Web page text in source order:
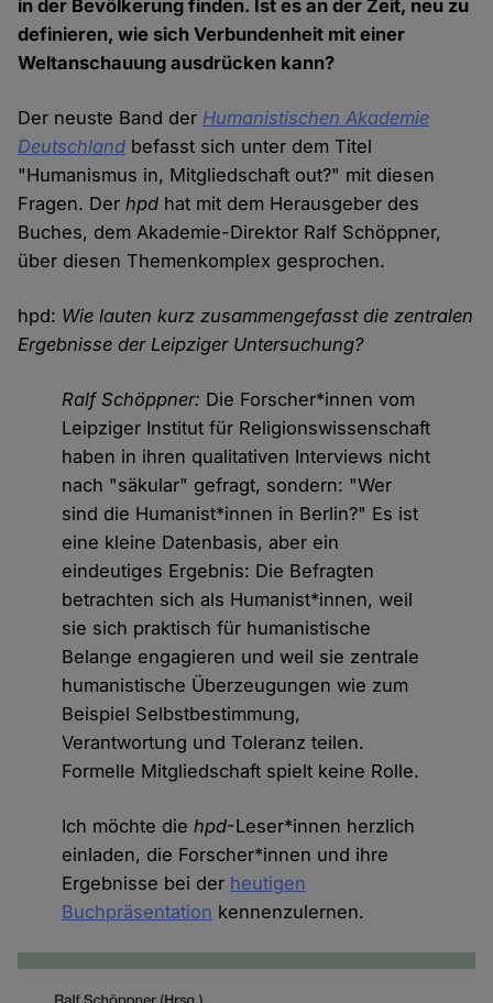
in der Bevölkerung finden. Ist es an der Zeit, neu zu
definieren, wie sich Verbundenheit mit einer
Weltanschauung ausdrücken kann?
Der neuste Band der Humanistischen Akademie
Deutschland befasst sich unter dem Titel
"Humanismus in, Mitgliedschaft out?" mit diesen
Fragen. Derhpd hat mit dem Herausgeber des
Buches, dem Akademie-Direktor Ralf Schöppner,
über diesen Themenkomplex gesprochen.
hpd: Wie lauten kurz zusammengefasst die zentralen
Ergebnisse der Leipziger Untersuchung?
Ralf Schöppner: Die Forscher*innen vom
Leipziger Institut für Religionswissenschaft
haben in ihren qualitativen Interviews nicht
nach "säkular" gefragt, sondern: "Wer
sind die Humanist*innen in Berlin?" Es ist
eine kleine Datenbasis, aber ein
eindeutiges Ergebnis: Die Befragten
betrachten sich als Humanist*innen, weil
sie sich praktisch für humanistische
Belange engagieren und weil sie zentrale
humanistische Überzeugungen wie zum
Beispiel Selbstbestimmung,
Verantwortung und Toleranz teilen.
Formelle Mitgliedschaft spielt keine Rolle.
Ich möchte diehpd-Leser*innen herzlich
einladen, die Forscher*innen und ihre
Ergebnisse bei der heutigen
Buchpräsentation kennenzulernen.